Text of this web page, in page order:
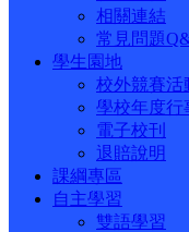
相關連結
常見問題
學生園地
校外競賽活
學校年度行
電子校刊
退賠說明
課綱專區
自主學習
雙語學習